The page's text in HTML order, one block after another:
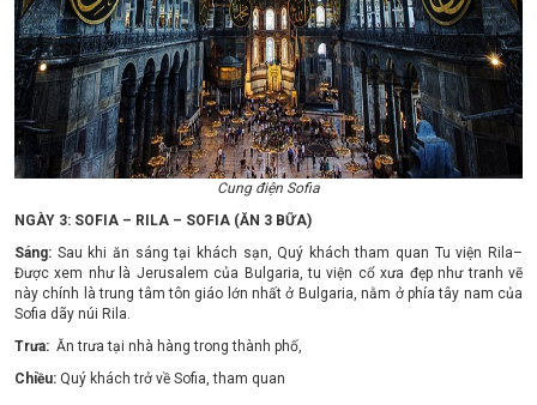
Cung điện Sofia
NGÀY 3: SOFIA – RILA – SOFIA (ĂN 3 BỮA)
Sáng: Sau khi ăn sáng tại khách sạn, Quý khách tham quan Tu viện Rila–
Được xem như là Jerusalem của Bulgaria, tu viện cổ xưa đẹp như tranh vẽ
này chính là trung tâm tôn giáo lớn nhất ở Bulgaria, nằm ở phía tây nam của
Sofia dãy núi Rila.
Trưa: Ăn trưa tại nhà hàng trong thành phố,
Chiều: Quý khách trở về Sofia, tham quan